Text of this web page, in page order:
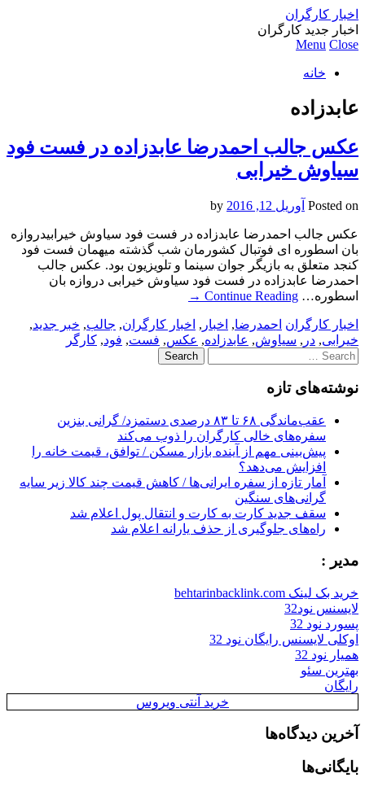
اخبار کارگران
اخبار جدید کارگران
Menu Close
خانه
عابدزاده
عکس جالب احمدرضا عابدزاده در فست فود
سیاوش خیرابی
Posted on آوریل 12, 2016
عکس جالب احمدرضا عابدزاده در فست فود سیاوش خیرابیدروازه
بان اسطوره ای فوتبال کشورمان شب گذشته میهمان فست فود
کنجد متعلق به بازیگر جوان سینما و تلویزیون بود. عکس جالب
احمدرضا عابدزاده در فست فود سیاوش خیرابی دروازه بان
اسطوره… Continue Reading
→
اخبار کارگران احمدرضا, اخبار , اخبار کارگران, جالب, خبر جدید,
خیرابی, در , سیاوش, عابدزاده, عکس, فست, فود, کارگر
Search
for:
نوشته‌های تازه
عقب‌ماندگی ۶۸ تا ۸۳ درصدی دستمزد/ گرانی بنزین
سفره‌های خالی کارگران را ذوب می‌کند
پیش‌بینی مهم از آینده بازار مسکن / توافق، قیمت خانه را
افزایش می‌دهد؟
آمار تازه از سفره ایرانی‌ها / کاهش قیمت چند کالا زیر سایه
گرانی‌های سنگین
سقف جدید کارت به کارت و انتقال پول اعلام شد
راه‌های جلوگیری از حذف یارانه اعلام شد
مدیر :
خرید بک لینک behtarinbacklink.com
لایسنس نود32
پسورد نود 32
اوکلی لایسنس رایگان نود 32
همیار نود 32
بهترین سئو
رایگان
خرید آنتی ویروس
آخرین دیدگاه‌ها
بایگانی‌ها